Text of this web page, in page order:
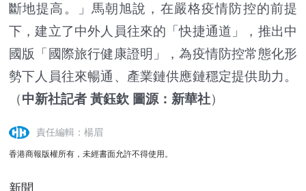
斷地提高。」馬朝旭說，在嚴格疫情防控的前提
下，建立了中外人員往來的「快捷通道」，推出中
國版「國際旅行健康證明」，為疫情防控常態化形
勢下人員往來暢通、產業鏈供應鏈穩定提供助力。
（中新社記者 黃鈺欽 圖源：新華社）
責任編輯：楊眉
香港商報版權所有，未經書面允許不得使用。